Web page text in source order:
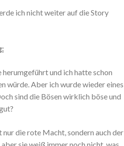
ich nicht weiter auf die Story
und ich hatte schon
würde. Aber ich wurde wieder eines
sind die Bösen wirklich böse und
die rote Macht, sondern auch der
sie weiß immer noch nicht, was